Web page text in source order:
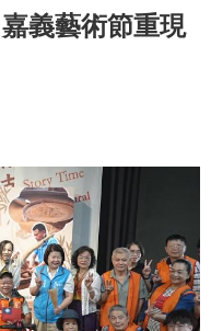
義藝術節重現